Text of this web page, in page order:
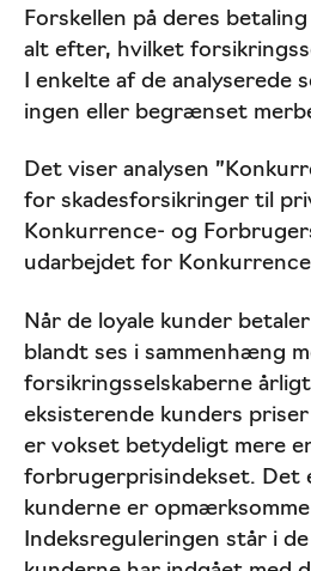
Forskellen på deres
alt efter, hvilket
I enkelte af de analyserede
ingen eller begrænset
Det viser analysen
for skadesforsikringer til
Konkurrence- og
udarbejdet for
Når de loyale kunder
blandt ses i sammenhæng
forsikringsselskaberne
eksisterende kunders
er vokset betydeligt mere
forbrugerprisindekset. Det
kunderne er
Indeksreguleringen står i